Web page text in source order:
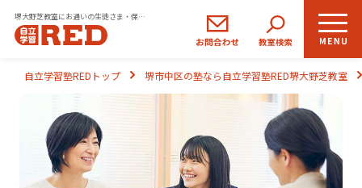
堺大野芝教室にお通いの生徒さま・保護者さまの声｜自立学習塾RED(レッド)
小学生
コース
中学生
コース
高校生
コース
REDの思い
自立学習とは
自立学習塾REDトップ 堺市中区の塾なら自立学習塾RED堺大野芝教室